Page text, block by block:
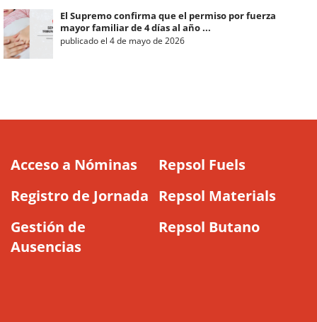
El Supremo confirma que el permiso por fuerza
mayor familiar de 4 días al año ...
publicado el 4 de mayo de 2026
Acceso a Nóminas
Registro de Jornada
Gestión de
Ausencias
Repsol Fuels
Repsol Materials
Repsol Butano